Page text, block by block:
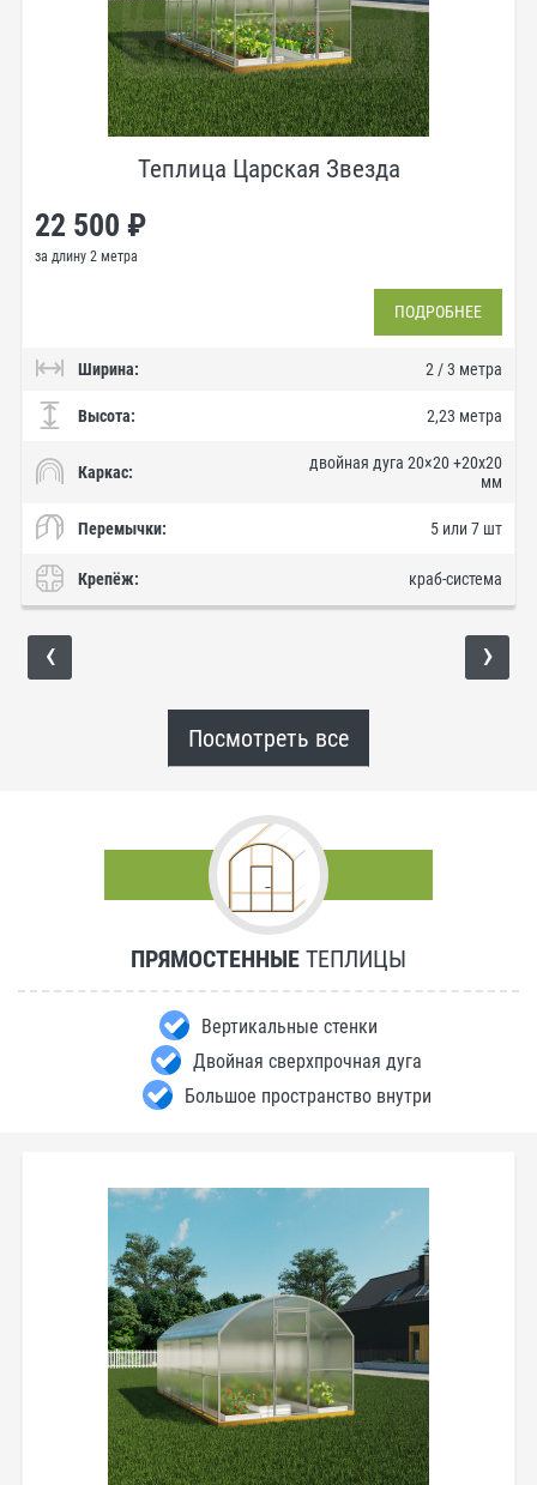
Теплица Царская Звезда
22 500 ₽
за длину 2 метра
ПОДРОБНЕЕ
Ширина: 2 / 3 метра
Высота: 2,23 метра
Каркас:
двойная дуга 20×20 +20х20
мм
Перемычки: 5 или 7 шт
Крепёж: краб-система
‹ ›
Посмотреть все
ПРЯМОСТЕННЫЕ ТЕПЛИЦЫ
Вертикальные стенки
Двойная сверхпрочная дуга
Большое пространство внутри